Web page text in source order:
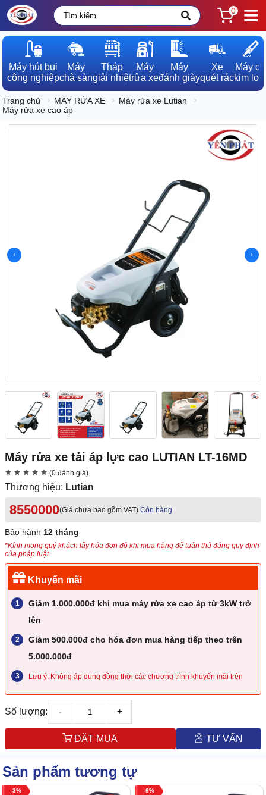
0
Máy hút bụi
công nghiệp
Máy
chà sàn
Tháp
giải nhiệt
Máy
rửa xe
Máy
đánh giày
Xe
quét rác
Máy dò
kim loại
Trang chủ MÁY RỬA XE
Máy rửa xe Lutian
Máy rửa xe cao áp
Máy rửa xe tải áp lực cao LUTIAN LT-16MD
(0 đánh giá)
Thương hiệu: Lutian
8550000(Giá chưa bao gồm VAT) Còn hàng
Bảo hành 12 tháng
*Kính mong quý khách lấy hóa đơn đỏ khi mua hàng để tuân thủ đúng quy định
của pháp luật.
Khuyến mãi
Giảm 1.000.000đ khi mua máy rửa xe cao áp từ 3kW trở
lên
Giảm 500.000đ cho hóa đơn mua hàng tiếp theo trên
5.000.000đ
Lưu ý: Không áp dụng đồng thời các chương trình khuyến mãi trên
Số lượng: - +
ĐẶT MUA TƯ VẤN
Sản phẩm tương tự
3 6